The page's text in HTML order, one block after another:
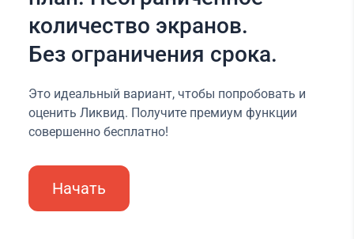
количество экранов.
Без ограничения срока.
Это идеальный вариант, чтобы попробовать и
оценить Ликвид. Получите премиум функции
совершенно бесплатно!
Начать